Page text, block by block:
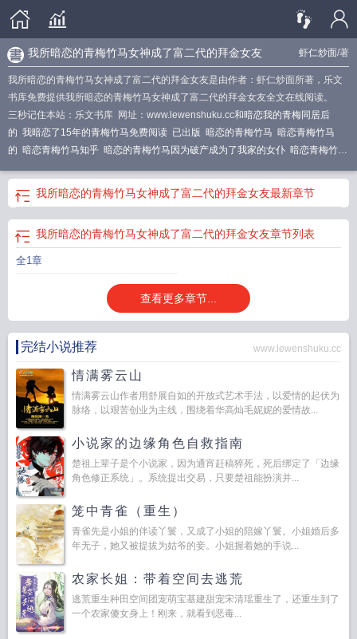
虾仁炒面/著
我所暗恋的青梅竹马女神成了富二代的拜金女友
我所暗恋的青梅竹马女神成了富二代的拜金女友是由作者：虾仁炒面所著，乐文
书库免费提供我所暗恋的青梅竹马女神成了富二代的拜金女友全文在线阅读。
三秒记住本站：乐文书库 网址：www.lewenshuku.cc和暗恋我的青梅同居后
的 我暗恋了15年的青梅竹马免费阅读 已出版 暗恋的青梅竹马 暗恋青梅竹马
的 暗恋青梅竹马知乎 暗恋的青梅竹马因为破产成为了我家的女仆 暗恋青梅竹马
暗恋了15年的青梅竹马
青梅竹马暗恋我 青梅暗恋竹马很久 暗恋青梅竹马
竹马暗恋我的时候韩剧
子暗恋我十年的青梅竹马暗恋 青梅竹马我暗恋过一个青梅竹马很多年暗恋的
青梅竹马有男朋友了暗恋青梅竹马多年放弃暗恋青梅竹马的gl我的青梅暗恋我
要给我当鱼
我所暗恋的青梅竹马女神成了富二代的拜金女友最新章节
我所暗恋的青梅竹马女神成了富二代的拜金女友章节列表
全1章
查看更多章节...
完结小说推荐 www.lewenshuku.cc
情满雾云山
情满雾云山作者用舒展自如的开放式艺术手法，以爱情的起伏为
脉络，以艰苦创业为主线，围绕着华高灿毛妮妮的爱情故...
小说家的边缘角色自救指南
楚祖上辈子是个小说家，因为通宵赶稿猝死，死后绑定了「边缘
角色修正系统」。系统提出交易，只要楚祖能扮演并...
笼中青雀（重生）
青雀先是小姐的伴读丫鬟，又成了小姐的陪嫁丫鬟。小姐婚后多
年无子，她又被提拔为姑爷的妾。小姐握着她的手说...
农家长姐：带着空间去逃荒
逃荒重生种田空间团宠萌宝基建甜宠宋清瑶重生了，还重生到了
一个农家傻女身上！刚来，就看到恶毒...